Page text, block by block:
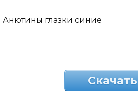
Анютины глазки синие
Скачать